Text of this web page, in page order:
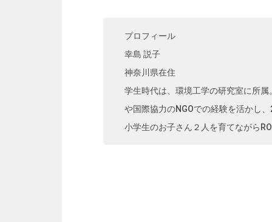
プロフィール
​幸島 説子
神奈川県在住
学生時代は、環境工学の研究室に所
や国際協力のNGOでの経験を活かし
小学生のお子さん２人を育てながら